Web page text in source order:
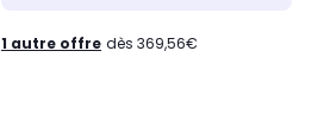
1 autre offre dès 369,56€